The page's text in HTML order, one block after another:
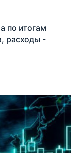
по итогам
расходы -